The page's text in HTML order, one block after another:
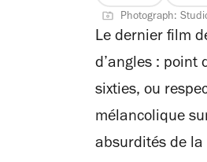
Photograph:
Le dernier film
d’angles : point
sixties, ou
mélancolique
absurdités de la